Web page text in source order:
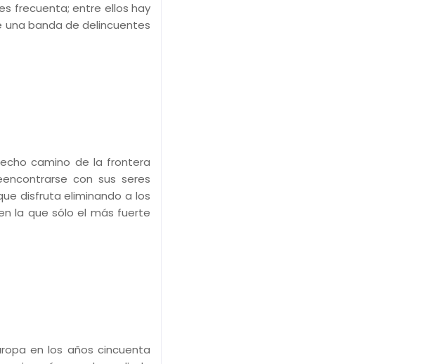
frecuenta; entre ellos hay
una banda de delincuentes
camino de la frontera
con sus seres
disfruta eliminando a los
la que sólo el más fuerte
en los años cincuenta